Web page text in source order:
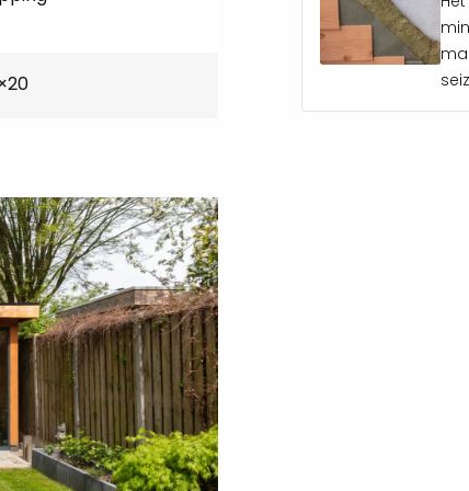
omdat je bij aanschaf